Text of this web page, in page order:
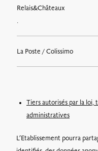
Relais&Châteaux
.
La Poste / Colissimo
Tiers autorisés par la loi,
administratives
L’Etablissement pourra